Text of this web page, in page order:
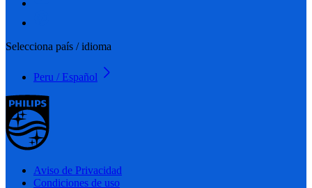
Selecciona país / idioma
Peru / Español
Aviso de Privacidad
Condiciones de uso